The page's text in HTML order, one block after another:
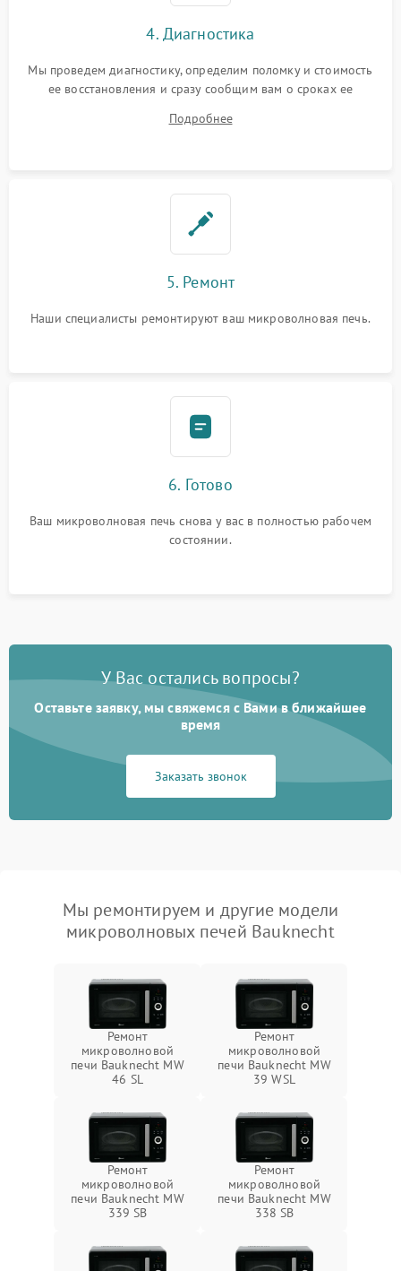
4. Диагностика
Мы проведем диагностику, определим поломку и стоимость
ее восстановления и сразу сообщим вам о сроках ее
Подробнее
5. Ремонт
Наши специалисты ремонтируют ваш микроволновая печь.
6. Готово
Ваш микроволновая печь снова у вас в полностью рабочем
состоянии.
У Вас остались вопросы?
Оставьте заявку, мы свяжемся с Вами в ближайшее
время
Заказать звонок
Мы ремонтируем и другие модели
микроволновых печей Bauknecht
Ремонт
микроволновой
печи Bauknecht MW
46 SL
Ремонт
микроволновой
печи Bauknecht MW
39 WSL
Ремонт
микроволновой
печи Bauknecht MW
339 SB
Ремонт
микроволновой
печи Bauknecht MW
338 SB